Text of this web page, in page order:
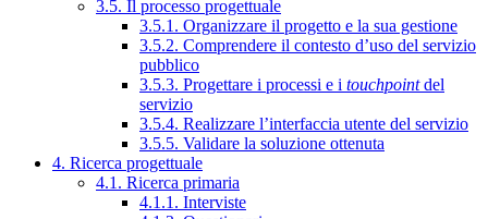
3.5. Il processo progettuale
3.5.1. Organizzare il progetto e la sua gestione
3.5.2. Comprendere il contesto d’uso del servizio
pubblico
3.5.3. Progettare i processi e i touchpointdel
servizio
3.5.4. Realizzare l’interfaccia utente del servizio
3.5.5. Validare la soluzione ottenuta
4. Ricerca progettuale
4.1. Ricerca primaria
4.1.1. Interviste